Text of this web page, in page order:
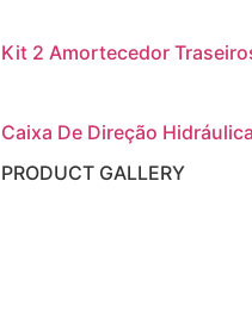
Kit 2 Amortecedor
Caixa De Direção
PRODUCT GALLERY